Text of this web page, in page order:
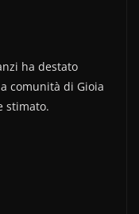
ha destato
comunità di Gioia
stimato.